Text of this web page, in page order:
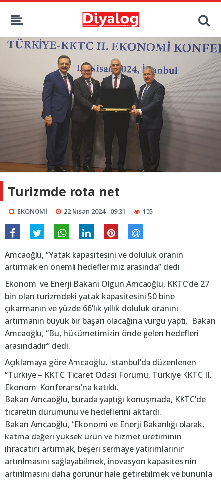
Turizmde rota net
EKONOMİ 22 Nisan 2024 - 09:31 105
Amcaoğlu, “Yatak kapasitesini ve doluluk oranını
artırmak en önemli hedeflerimiz arasında” dedi
Ekonomi ve Enerji Bakanı Olgun Amcaoğlu, KKTC’de 27
bin olan turizmdeki yatak kapasitesini 50 bine
çıkarmanın ve yüzde 66’lık yıllık doluluk oranını
artırmanın büyük bir başarı olacağına vurgu yaptı. Bakan
Amcaoğlu, “Bu, hükümetimizin önde gelen hedefleri
arasındadır” dedi.
Açıklamaya göre Amcaoğlu, İstanbul’da düzenlenen
“Türkiye – KKTC Ticaret Odası Forumu, Türkiye KKTC II.
Ekonomi Konferansı’na katıldı.
Bakan Amcaoğlu, burada yaptığı konuşmada, KKTC’de
ticaretin durumunu ve hedeflerini aktardı.
Bakan Amcaoğlu, “Ekonomi ve Enerji Bakanlığı olarak,
katma değeri yüksek ürün ve hizmet üretiminin
ihracatını artırmak, beşeri sermaye yatırımlarının
artırılmasını sağlayabilmek, inovasyon kapasitesinin
artırılmasını daha görünür hale getirebilmek ve bununla